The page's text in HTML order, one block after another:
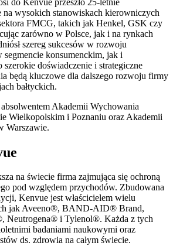
na wysokich stanowiskach kierowniczych
FMCG, takich jak Henkel, GSK czy
zarówno w Polsce, jak i na rynkach
szereg sukcesów w rozwoju
segmencie konsumenckim, jak i
szerokie doświadczenie i strategiczne
będą kluczowe dla dalszego rozwoju firmy
bałtyckich.
absolwentem Akademii Wychowania
Wielkopolskim i Poznaniu oraz Akademii
Warszawie.
na świecie firma zajmująca się ochroną
pod względem przychodów. Zbudowana
Kenvue jest właścicielem wielu
jak Aveeno®, BAND-AID® Brand,
Neutrogena® i Tylenol®. Każda z tych
badaniami naukowymi oraz
ds. zdrowia na całym świecie.